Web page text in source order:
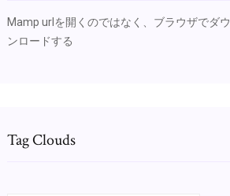
Mamp urlを開くのではなく、ブラウザでダウ
ンロードする
Tag Clouds